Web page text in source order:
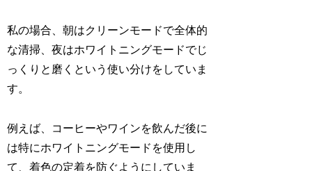
私の場合、朝はクリーンモードで全体的
な清掃、夜はホワイトニングモードでじ
っくりと磨くという使い分けをしていま
す。
例えば、コーヒーやワインを飲んだ後に
は特にホワイトニングモードを使用し
て、着色の定着を防ぐようにしていま